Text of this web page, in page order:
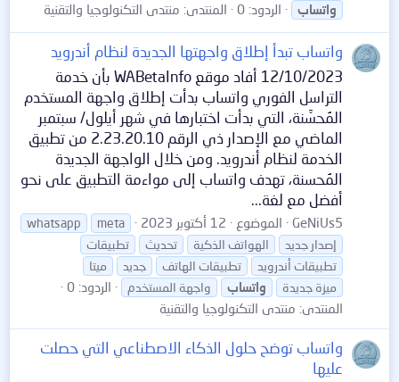
واتساب
الردود: 0 المنتدى: منتدى التكنولوجيا والتقنية
واتساب تبدأ إطلاق واجهتها الجديدة لنظام أندرويد
12/10/2023 أفاد موقع WABetaInfo بأن خدمة
التراسل الفوري واتساب بدأت إطلاق واجهة المستخدم
المُحسَّنة، التي بدأت اختبارها في شهر أيلول/ سبتمبر
الماضي مع الإصدار ذي الرقم 2.23.20.10 من تطبيق
الخدمة لنظام أندرويد. ومن خلال الواجهة الجديدة
المُحسنة، تهدف واتساب إلى مواءمة التطبيق على نحو
أفضل مع لغة...
GeNiUs5 الموضوع 12 أكتوبر 2023 meta
whatsapp
إصدار جديد
الهواتف الذكية تحديث
تطبيقات
تطبيقات أندرويد
تطبيقات الهاتف جديد
ميتا
ميزة جديدة
واتساب واجهة المستخدم
الردود: 0
المنتدى: منتدى التكنولوجيا والتقنية
واتساب توضح حلول الذكاء الاصطناعي التي حصلت
عليها